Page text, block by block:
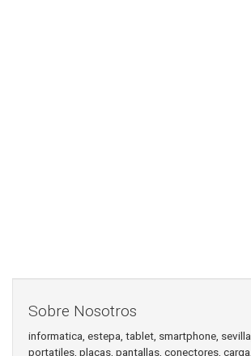
Sobre Nosotros
informatica, estepa, tablet, smartphone, sevilla,
portatiles, placas, pantallas, conectores, carga,